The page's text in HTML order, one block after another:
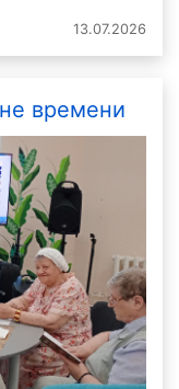
13.07.2026
времени